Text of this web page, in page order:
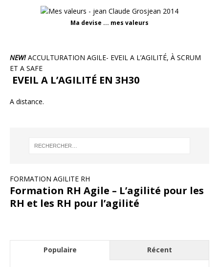
Ma devise ... mes valeurs
NEW!ACCULTURATION AGILE- EVEIL A L’AGILITÉ, À SCRUM
ET A SAFE
EVEIL A L’AGILITÉ EN 3H30
A distance.
FORMATION AGILITE RH
Formation RH Agile – L’agilité pour les
RH et les RH pour l’agilité
Populaire Récent